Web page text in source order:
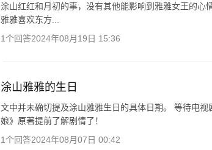
涂山红红和月初的事，没有其他能影响到雅雅女王的心
雅雅喜欢东方...
1个回答2024年08月19日 15:36
涂山雅雅的生日
文中并未确切提及涂山雅雅生日的具体日期。 等待电
娘》原著提前了解剧情了！
1个回答2024年08月07日 00:42